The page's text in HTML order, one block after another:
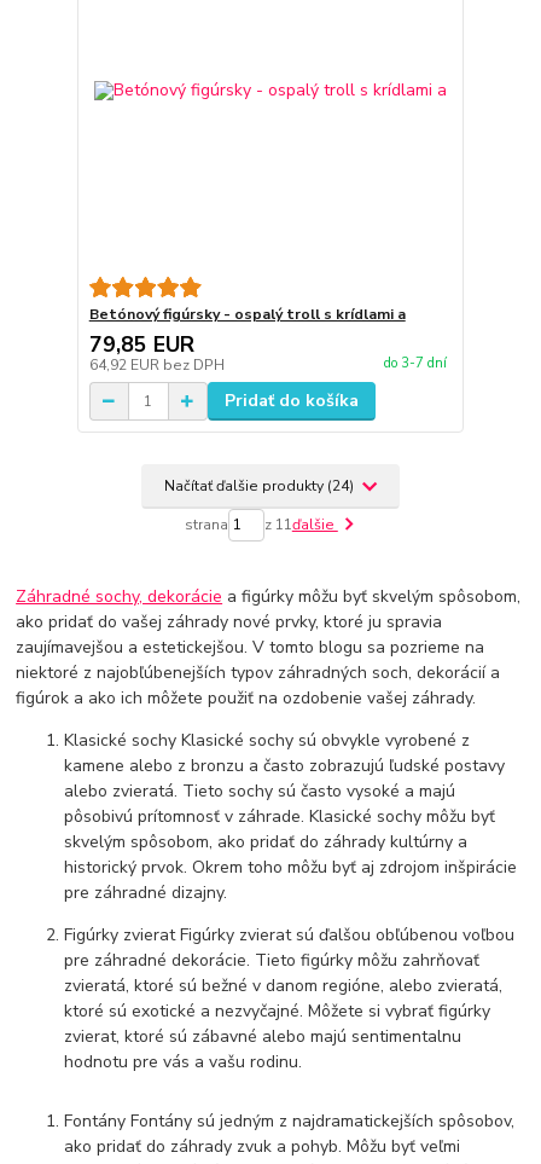
Betónový figúrsky - ospalý troll s krídlami a
79,85 EUR
64,92 EUR bez DPH do 3-7 dní
Pridať do košíka
Načítať ďalšie produkty (24)
strana z 11ďalšie
Záhradné sochy, dekorácie a figúrky môžu byť skvelým spôsobom,
ako pridať do vašej záhrady nové prvky, ktoré ju spravia
zaujímavejšou a estetickejšou. V tomto blogu sa pozrieme na
niektoré z najobľúbenejších typov záhradných soch, dekorácií a
figúrok a ako ich môžete použiť na ozdobenie vašej záhrady.
Klasické sochy Klasické sochy sú obvykle vyrobené z
kamene alebo z bronzu a často zobrazujú ľudské postavy
alebo zvieratá. Tieto sochy sú často vysoké a majú
pôsobivú prítomnosť v záhrade. Klasické sochy môžu byť
skvelým spôsobom, ako pridať do záhrady kultúrny a
historický prvok. Okrem toho môžu byť aj zdrojom inšpirácie
pre záhradné dizajny.
Figúrky zvierat Figúrky zvierat sú ďalšou obľúbenou voľbou
pre záhradné dekorácie. Tieto figúrky môžu zahrňovať
zvieratá, ktoré sú bežné v danom regióne, alebo zvieratá,
ktoré sú exotické a nezvyčajné. Môžete si vybrať figúrky
zvierat, ktoré sú zábavné alebo majú sentimentalnu
hodnotu pre vás a vašu rodinu.
Fontány Fontány sú jedným z najdramatickejších spôsobov,
ako pridať do záhrady zvuk a pohyb. Môžu byť veľmi